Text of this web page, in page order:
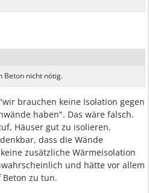
Beton nicht nötig.
brauchen keine Isolation gegen
haben". Das wäre falsch.
Häuser gut zu isolieren.
dass die Wände
zusätzliche Wärmeisolation
und hätte vor allem
zu tun.